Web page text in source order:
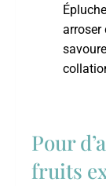
arroser
Pour
fruits